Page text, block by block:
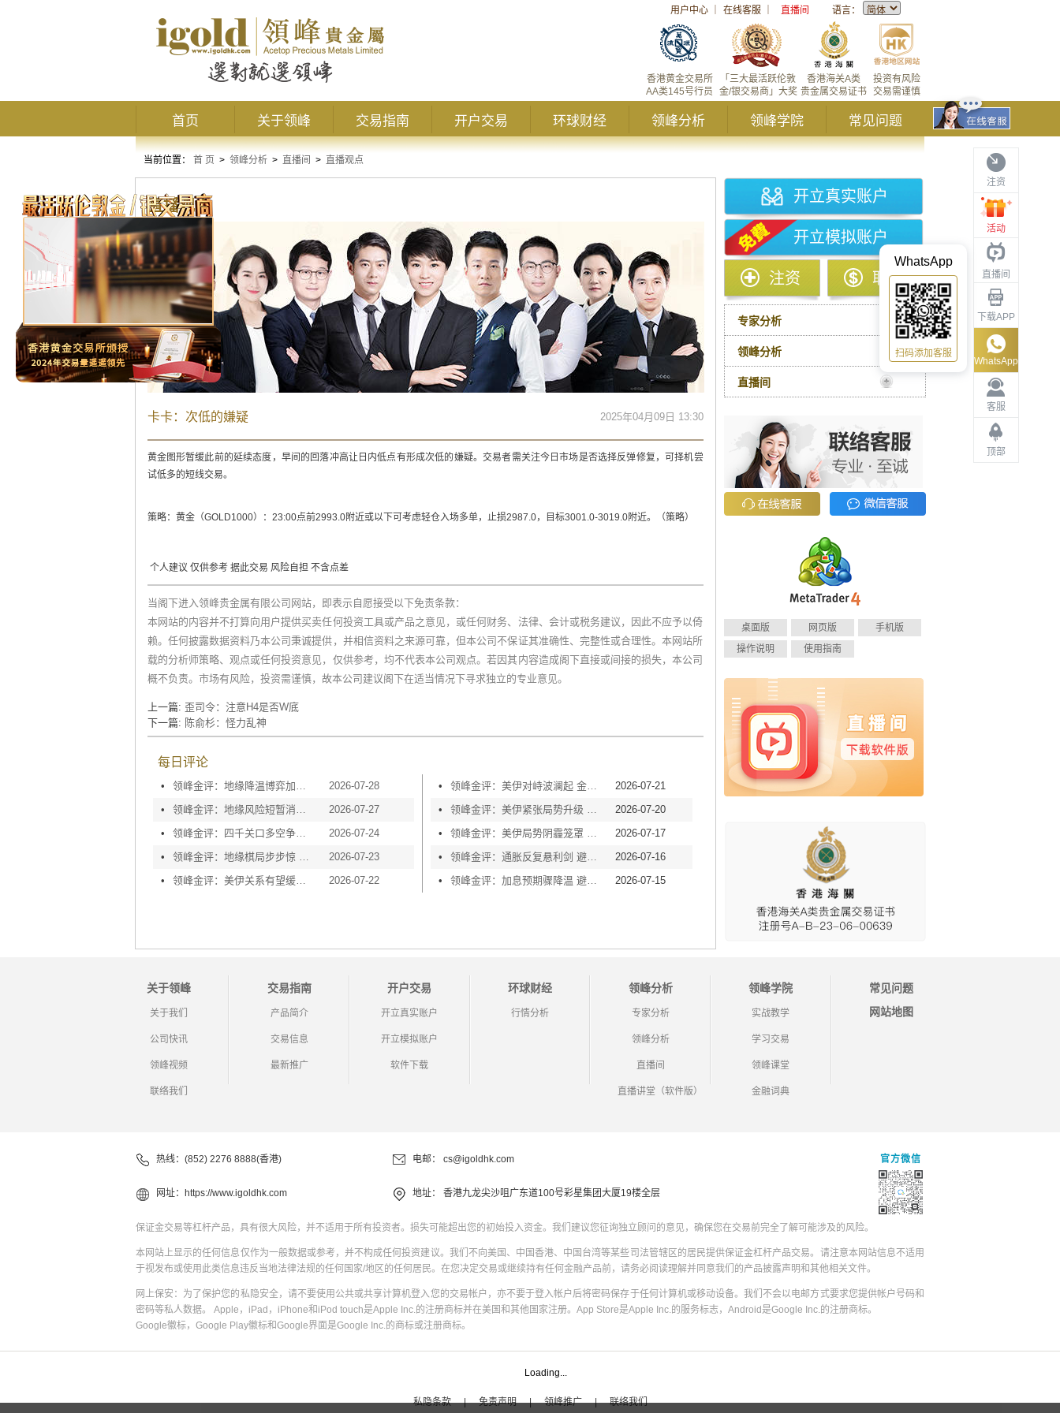
用户中心 在线客服 直播间 语言：
投资有风险
交易需谨慎
香港海关A类
贵金属交易证书
「三大最活跃伦敦
金/银交易商」大奖
香港黄金交易所
AA类145号行员
首页 关于领峰 交易指南 开户交易 环球财经 领峰分析 领峰学院 常见问题
注资
活动
直播间
下载APP
客服
顶部
WhatsApp
WhatsApp
扫码添加客服
当前位置： 首 页 > 领峰分析 > 直播间 > 直播观点
直播观点
卡卡：次低的嫌疑 2025年04月09日 13:30
黄金图形暂缓此前的延续态度，早间的回落冲高让日内低点有形成次低的嫌疑。交易者需关注今日市场是否选择反弹修复，可择机尝
试低多的短线交易。
策略：黄金（GOLD1000）：23:00点前2993.0附近或以下可考虑轻仓入场多单，止损2987.0，目标3001.0-3019.0附近。（策略）
个人建议 仅供参考 据此交易 风险自担 不含点差
当阁下进入领峰贵金属有限公司网站，即表示自愿接受以下免责条款：
本网站的内容并不打算向用户提供买卖任何投资工具或产品之意见，或任何财务、法律、会计或税务建议，因此不应予以倚
赖。任何披露数据资料乃本公司秉诚提供，并相信资料之来源可靠，但本公司不保证其准确性、完整性或合理性。本网站所
载的分析师策略、观点或任何投资意见，仅供参考，均不代表本公司观点。若因其内容造成阁下直接或间接的损失，本公司
概不负责。市场有风险，投资需谨慎，故本公司建议阁下在适当情况下寻求独立的专业意见。
上一篇: 歪司令：注意H4是否W底
下一篇: 陈俞杉：怪力乱神
每日评论
•
2026-07-28
•
2026-07-27
•
领峰金评：四千关口多空争夺 加息阴云笼罩金市
2026-07-24
•
2026-07-23
•
领峰金评：美伊关系有望缓和 黄金趁势迅速反弹 2026-07-22
•
2026-07-21
•
2026-07-20
•
2026-07-17
•
2026-07-16
•
2026-07-15
开立真实账户
开立模拟账户
注资 取款
专家分析
领峰分析
直播间
桌面版 网页版
手机版
操作说明
使用指南
关于领峰
关于我们
公司快讯
领峰视频
联络我们
交易指南
产品简介
交易信息
最新推广
开户交易
开立真实账户
开立模拟账户
软件下载
环球财经
行情分析
领峰分析
专家分析
领峰分析
直播间
直播讲堂（软件版）
领峰学院
实战教学
学习交易
领峰课堂
金融词典
常见问题
网站地图
热线：(852) 2276 8888(香港) 电邮： cs@igoldhk.com
网址： https://www.igoldhk.com 地址： 香港九龙尖沙咀广东道100号彩星集团大厦19楼全层
官方微信
保证金交易等杠杆产品，具有很大风险，并不适用于所有投资者。损失可能超出您的初始投入资金。我们建议您征询独立顾问的意见，确保您在交易前完全了解可能涉及的风险。
本网站上显示的任何信息仅作为一般数据或参考，并不构成任何投资建议。我们不向美国、中国香港、中国台湾等某些司法管辖区的居民提供保证金杠杆产品交易。请注意本网站信息不适用
于视发布或使用此类信息违反当地法律法规的任何国家/地区的任何居民。在您决定交易或继续持有任何金融产品前，请务必阅读理解并同意我们的产品披露声明和其他相关文件。
网上保安：为了保护您的私隐安全，请不要使用公共或共享计算机登入您的交易帐户，亦不要于登入帐户后将密码保存于任何计算机或移动设备。我们不会以电邮方式要求您提供帐户号码和
密码等私人数据。 Apple，iPad，iPhone和iPod touch是Apple Inc.的注册商标并在美国和其他国家注册。App Store是Apple Inc.的服务标志，Android是Google Inc.的注册商标。
Google徽标，Google Play徽标和Google界面是Google Inc.的商标或注册商标。
Loading...
私隐条款 | 免责声明 | 领峰推广 | 联络我们